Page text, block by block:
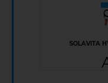
SOLAVITA